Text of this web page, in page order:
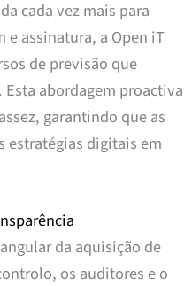
cada vez mais para
e assinatura, a Open iT
de previsão que
abordagem proactiva
garantindo que as
estratégias digitais em
da aquisição de
os auditores e o